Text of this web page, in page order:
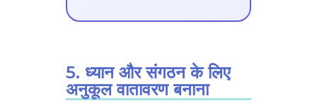
5. ध्यान और संगठन के लिए
अनुकूल वातावरण बनाना